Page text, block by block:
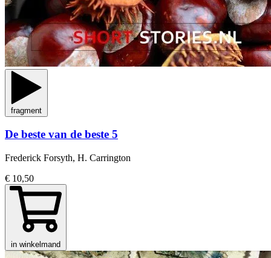
fragment
De beste van de beste 5
Frederick Forsyth, H. Carrington
€ 10,50
in winkelmand